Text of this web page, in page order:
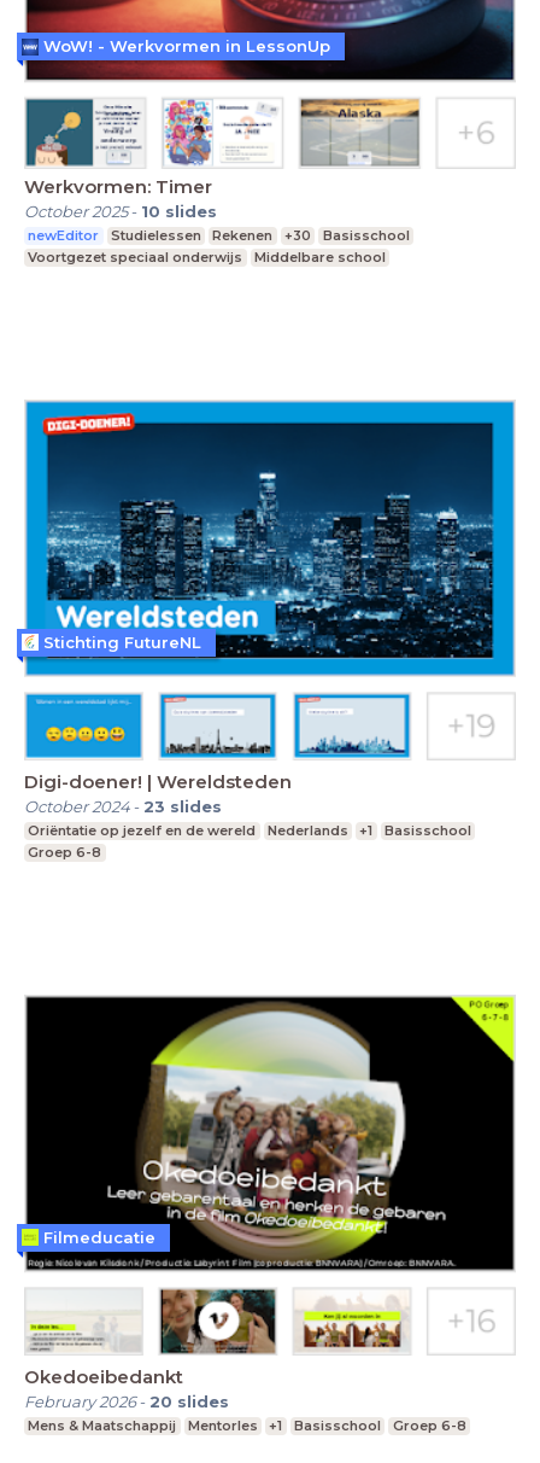
Werkvormen: Timer
October 2025- 10 slides
newEditor Studielessen Rekenen +30
Basisschool
Voortgezet speciaal onderwijs
Middelbare school
WoW! - Werkvormen in LessonUp
Digi-doener! | Wereldsteden
October 2024- 23 slides
Oriëntatie op jezelf en de wereld Nederlands +1
Basisschool
Groep 6-8
Stichting FutureNL
Okedoeibedankt
February 2026- 20 slides
Mens & Maatschappij Mentorles +1 Basisschool Groep 6-8
Filmeducatie